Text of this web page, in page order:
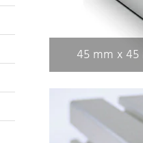
45 mm x 45